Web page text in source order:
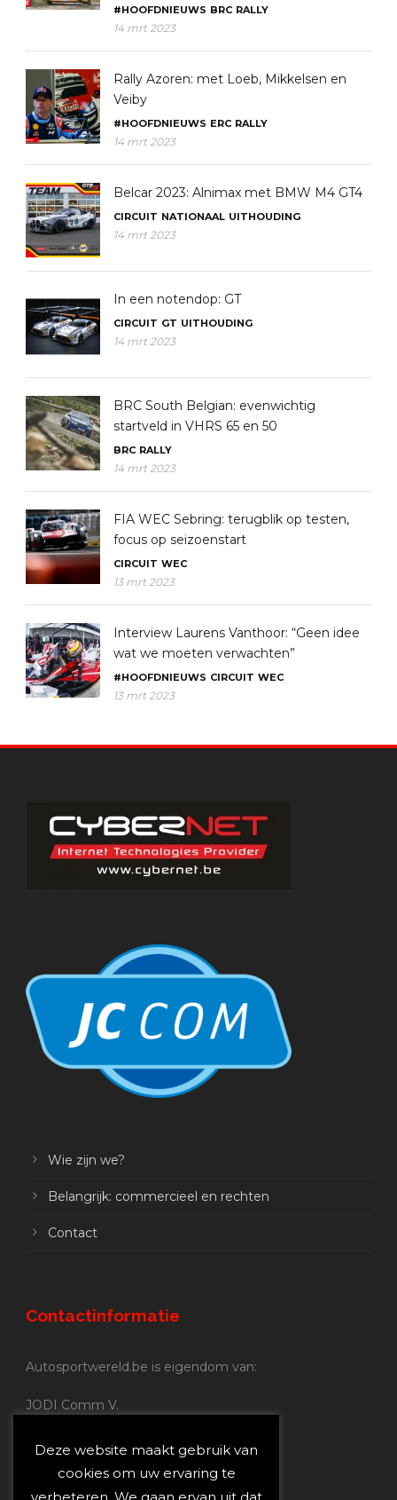
#HOOFDNIEUWS BRC RALLY
14 mrt 2023
Rally Azoren: met Loeb, Mikkelsen en
Veiby
#HOOFDNIEUWS ERC RALLY
14 mrt 2023
Belcar 2023: Alnimax met BMW M4 GT4
CIRCUIT NATIONAAL UITHOUDING
14 mrt 2023
In een notendop: GT
CIRCUIT GT UITHOUDING
14 mrt 2023
BRC South Belgian: evenwichtig
startveld in VHRS 65 en 50
BRC RALLY
14 mrt 2023
FIA WEC Sebring: terugblik op testen,
focus op seizoenstart
CIRCUIT WEC
13 mrt 2023
Interview Laurens Vanthoor: “Geen idee
wat we moeten verwachten”
#HOOFDNIEUWS CIRCUIT WEC
13 mrt 2023
Wie zijn we?
Belangrijk: commercieel en rechten
Contact
Contactinformatie
Autosportwereld.be is eigendom van:
JODI Comm V.
Nijverheidsstraat 70
2160 Wommelgem
Deze website maakt gebruik van
cookies om uw ervaring te